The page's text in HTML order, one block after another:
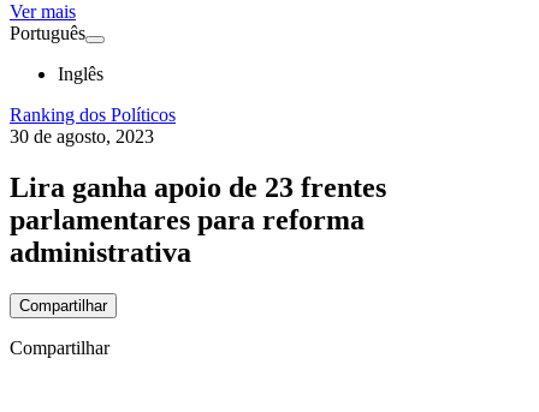
Ver mais
Português
Inglês
Ranking dos Políticos
30 de agosto, 2023
Lira ganha apoio de 23 frentes
parlamentares para reforma
administrativa
Compartilhar
Compartilhar